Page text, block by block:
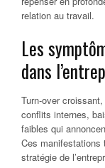
relation au travail.
Les
dans
Turn-over
conflits internes,
faibles qui
Ces manifestations
stratégie de